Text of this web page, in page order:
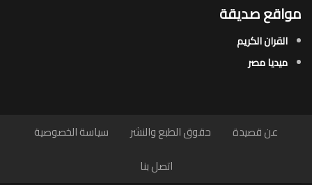
مواقع صديقة
القران الكريم
ميديا مصر
عن قصيدة حقوق الطبع والنشر
سياسة الخصوصية
اتصل بنا